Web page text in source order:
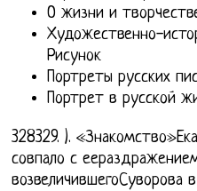
О жизни и
Художественно-
Рисунок
Портреты русских
Портрет в русской
328329. ).
совпало с
возвеличившегоСуворова